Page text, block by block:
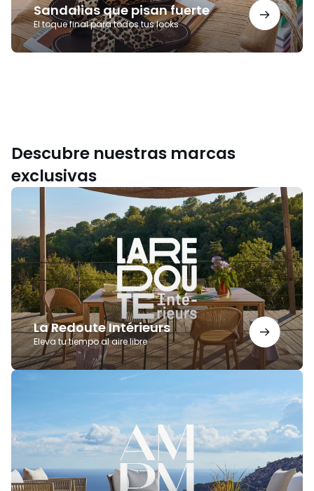
Sandalias que pisan fuerte
El toque final para todos tus looks
Descubre nuestras marcas
exclusivas
La Redoute Intérieurs
Eleva tu tiempo al aire libre
La
Redoute
AMPM